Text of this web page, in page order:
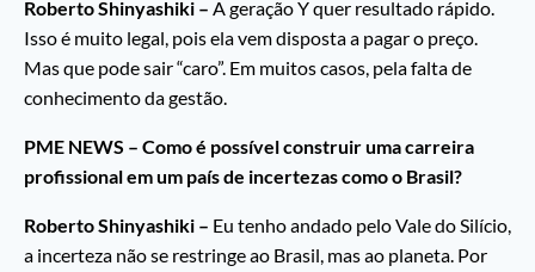
Roberto Shinyashiki – A geração Y quer resultado rápido.
Isso é muito legal, pois ela vem disposta a pagar o preço.
Mas que pode sair “caro”. Em muitos casos, pela falta de
conhecimento da gestão.
PME NEWS – Como é possível construir uma carreira
profissional em um país de incertezas como o Brasil?
Roberto Shinyashiki – Eu tenho andado pelo Vale do Silício,
a incerteza não se restringe ao Brasil, mas ao planeta. Por